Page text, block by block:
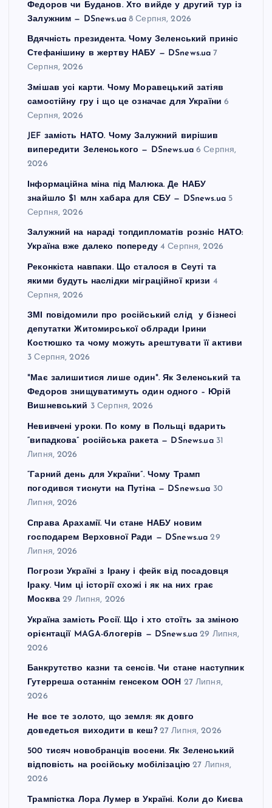
Федоров чи Буданов. Хто вийде у другий тур із
Залужним — DSnews.ua 8 Серпня, 2026
Вдячність президента. Чому Зеленський приніс
Стефанішину в жертву НАБУ — DSnews.ua 7
Серпня, 2026
Змішав усі карти. Чому Моравецький затіяв
самостійну гру і що це означає для України 6
Серпня, 2026
JEF замість НАТО. Чому Залужний вирішив
випередити Зеленського — DSnews.ua 6 Серпня,
2026
Інформаційна міна під Малюка. Де НАБУ
знайшло $1 млн хабара для СБУ — DSnews.ua 5
Серпня, 2026
Залужний на нараді топдипломатів розніс НАТО:
Україна вже далеко попереду 4 Серпня, 2026
Реконкіста навпаки. Що сталося в Сеуті та
якими будуть наслідки міграційної кризи 4
Серпня, 2026
ЗМІ повідомили про російський слід у бізнесі
депутатки Житомирської облради Ірини
Костюшко та чому можуть арештувати її активи
3 Серпня, 2026
"Має залишитися лише один". Як Зеленський та
Федоров знищуватимуть один одного – Юрій
Вишневський 3 Серпня, 2026
Невивчені уроки. По кому в Польщі вдарить
“випадкова” російська ракета — DSnews.ua 31
Липня, 2026
“Гарний день для України”. Чому Трамп
погодився тиснути на Путіна — DSnews.ua 30
Липня, 2026
Справа Арахамії. Чи стане НАБУ новим
господарем Верховної Ради — DSnews.ua 29
Липня, 2026
Погрози Україні з Ірану і фейк від посадовця
Іраку. Чим ці історії схожі і як на них грає
Москва 29 Липня, 2026
Україна замість Росії. Що і хто стоїть за зміною
орієнтації MAGA-блогерів — DSnews.ua 29 Липня,
2026
Банкрутство казни та сенсів. Чи стане наступник
Гутерреша останнім генсеком ООН 27 Липня,
2026
Не все те золото, що земля: як довго
доведеться виходити в кеш? 27 Липня, 2026
500 тисяч новобранців восени. Як Зеленський
відповість на російську мобілізацію 27 Липня,
2026
Трампістка Лора Лумер в Україні. Коли до Києва